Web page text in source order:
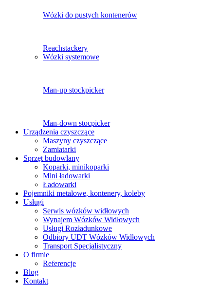
Wózki do pustych kontenerów
Reachstackery
Wózki systemowe
Man-up stockpicker
Man-down stocpicker
Urządzenia czyszczące
Maszyny czyszczące
Zamiatarki
Sprzęt budowlany
Koparki, minikoparki
Mini ładowarki
Ładowarki
Pojemniki metalowe, kontenery, koleby
Usługi
Serwis wózków widłowych
Wynajem Wózków Widłowych
Usługi Rozładunkowe
Odbiory UDT Wózków Widłowych
Transport Specjalistyczny
O firmie
Referencje
Blog
Kontakt